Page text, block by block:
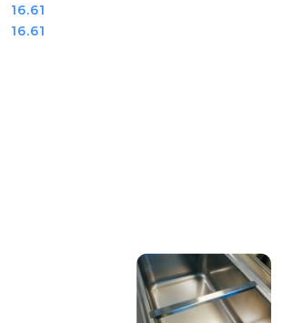
Cena:
16.61
Cena:
16.61